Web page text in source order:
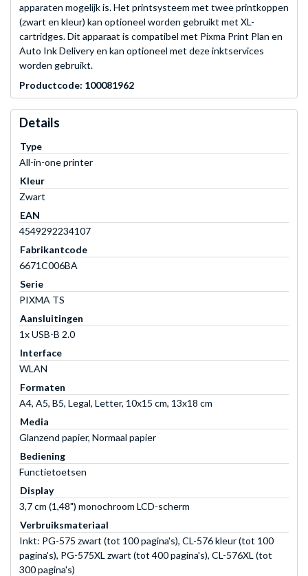
apparaten mogelijk is. Het printsysteem met twee printkoppen
(zwart en kleur) kan optioneel worden gebruikt met XL-
cartridges. Dit apparaat is compatibel met Pixma Print Plan en
Auto Ink Delivery en kan optioneel met deze inktservices
worden gebruikt.
Productcode: 100081962
Details
Type
All-in-one printer
Kleur
Zwart
EAN
4549292234107
Fabrikantcode
6671C006BA
Serie
PIXMA TS
Aansluitingen
1x USB-B 2.0
Interface
WLAN
Formaten
A4, A5, B5, Legal, Letter, 10x15 cm, 13x18 cm
Media
Glanzend papier, Normaal papier
Bediening
Functietoetsen
Display
3,7 cm (1,48") monochroom LCD-scherm
Verbruiksmateriaal
Inkt: PG-575 zwart (tot 100 pagina's), CL-576 kleur (tot 100
pagina's), PG-575XL zwart (tot 400 pagina's), CL-576XL (tot
300 pagina's)